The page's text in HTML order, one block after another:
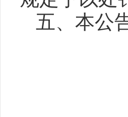
五、本公